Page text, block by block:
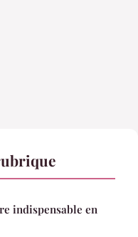
indispensable en